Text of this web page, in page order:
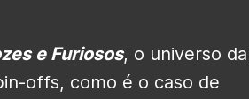
e Furiosos, o universo da
offs, como é o caso de